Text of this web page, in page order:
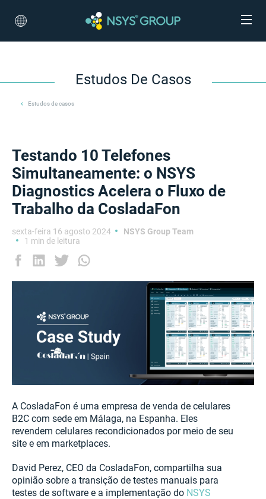
Estudos De Casos
Estudos de casos
Testando 10 Telefones
Simultaneamente: o NSYS
Diagnostics Acelera o Fluxo de
Trabalho da CosladaFon
sexta-feira 16 agosto 2024
NSYS Group Team
1 min de leitura
A CosladaFon é uma empresa de venda de celulares
B2C com sede em Málaga, na Espanha. Eles
revendem celulares recondicionados por meio de seu
site e em marketplaces.
David Perez, CEO da CosladaFon, compartilha sua
opinião sobre a transição de testes manuais para
testes de software e a implementação do NSYS